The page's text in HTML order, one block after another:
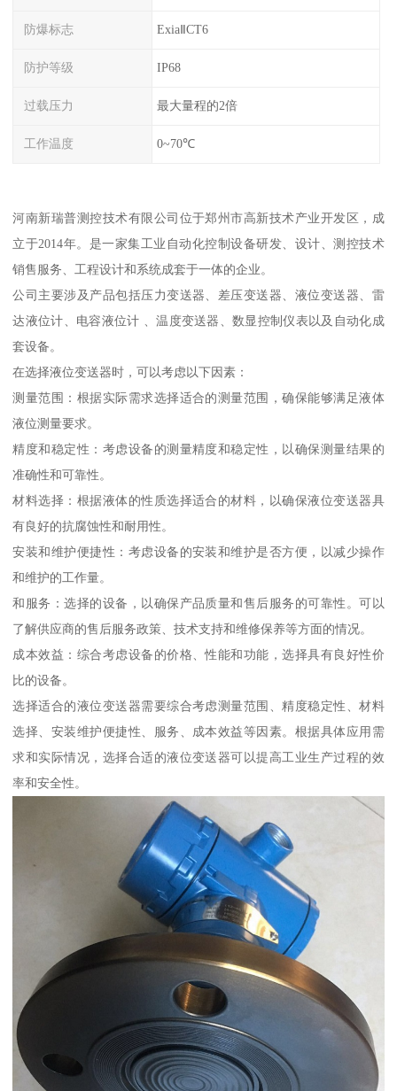
防爆标志 ExiaⅡCT6
防护等级 IP68
过载压力 最大量程的2倍
工作温度 0~70℃
河南新瑞普测控技术有限公司位于郑州市高新技术产业开发区，成
立于2014年。是一家集工业自动化控制设备研发、设计、测控技术
销售服务、工程设计和系统成套于一体的企业。
公司主要涉及产品包括压力变送器、差压变送器、液位变送器、雷
达液位计、电容液位计 、温度变送器、数显控制仪表以及自动化成
套设备。
在选择液位变送器时，可以考虑以下因素：
测量范围：根据实际需求选择适合的测量范围，确保能够满足液体
液位测量要求。
精度和稳定性：考虑设备的测量精度和稳定性，以确保测量结果的
准确性和可靠性。
材料选择：根据液体的性质选择适合的材料，以确保液位变送器具
有良好的抗腐蚀性和耐用性。
安装和维护便捷性：考虑设备的安装和维护是否方便，以减少操作
和维护的工作量。
和服务：选择的设备，以确保产品质量和售后服务的可靠性。可以
了解供应商的售后服务政策、技术支持和维修保养等方面的情况。
成本效益：综合考虑设备的价格、性能和功能，选择具有良好性价
比的设备。
选择适合的液位变送器需要综合考虑测量范围、精度稳定性、材料
选择、安装维护便捷性、服务、成本效益等因素。根据具体应用需
求和实际情况，选择合适的液位变送器可以提高工业生产过程的效
率和安全性。